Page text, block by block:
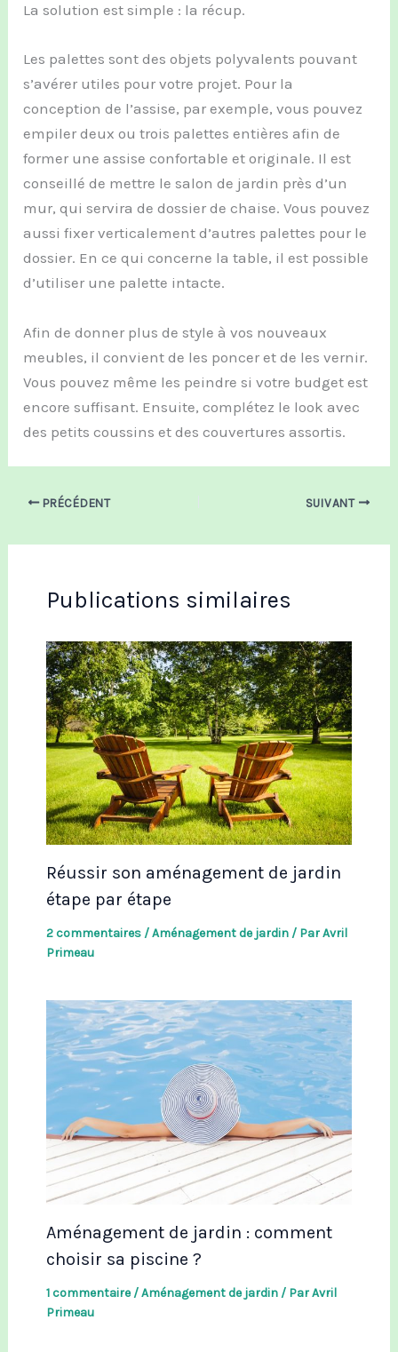
La solution est simple : la récup.
Les palettes sont des objets polyvalents pouvant
s’avérer utiles pour votre projet. Pour la
conception de l’assise, par exemple, vous pouvez
empiler deux ou trois palettes entières afin de
former une assise confortable et originale. Il est
conseillé de mettre le salon de jardin près d’un
mur, qui servira de dossier de chaise. Vous pouvez
aussi fixer verticalement d’autres palettes pour le
dossier. En ce qui concerne la table, il est possible
d’utiliser une palette intacte.
Afin de donner plus de style à vos nouveaux
meubles, il convient de les poncer et de les vernir.
Vous pouvez même les peindre si votre budget est
encore suffisant. Ensuite, complétez le look avec
des petits coussins et des couvertures assortis.
PRÉCÉDENT SUIVANT
Publications similaires
Réussir son aménagement de jardin
étape par étape
2 commentaires /Aménagement de jardin/ ParAvril
Primeau
Aménagement de jardin : comment
choisir sa piscine ?
1 commentaire /Aménagement de jardin/ ParAvril
Primeau